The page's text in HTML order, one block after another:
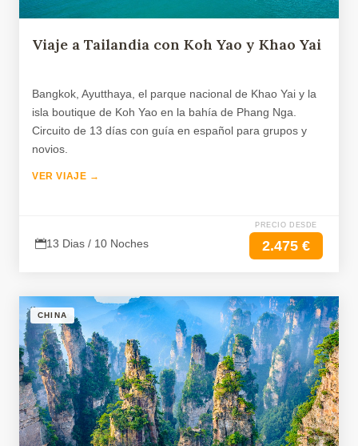
Viaje a Tailandia con Koh Yao y Khao Yai
Bangkok, Ayutthaya, el parque nacional de Khao Yai y la
isla boutique de Koh Yao en la bahía de Phang Nga.
Circuito de 13 días con guía en español para grupos y
novios.
VER VIAJE →
13 Dias / 10 Noches
PRECIO DESDE
2.475 €
CHINA